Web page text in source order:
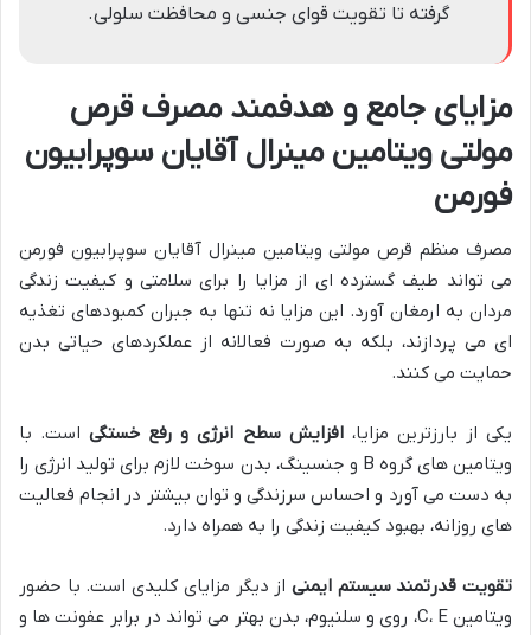
گرفته تا تقویت قوای جنسی و محافظت سلولی.
مزایای جامع و هدفمند مصرف قرص
مولتی ویتامین مینرال آقایان سوپرابیون
فورمن
مصرف منظم قرص مولتی ویتامین مینرال آقایان سوپرابیون فورمن
می تواند طیف گسترده ای از مزایا را برای سلامتی و کیفیت زندگی
مردان به ارمغان آورد. این مزایا نه تنها به جبران کمبودهای تغذیه
ای می پردازند، بلکه به صورت فعالانه از عملکردهای حیاتی بدن
حمایت می کنند.
یکی از بارزترین مزایا،افزایش سطح انرژی و رفع خستگیاست. با
ویتامین های گروه B و جنسینگ، بدن سوخت لازم برای تولید انرژی را
به دست می آورد و احساس سرزندگی و توان بیشتر در انجام فعالیت
های روزانه، بهبود کیفیت زندگی را به همراه دارد.
تقویت قدرتمند سیستم ایمنی از دیگر مزایای کلیدی است. با حضور
ویتامین C، E، روی و سلنیوم، بدن بهتر می تواند در برابر عفونت ها و